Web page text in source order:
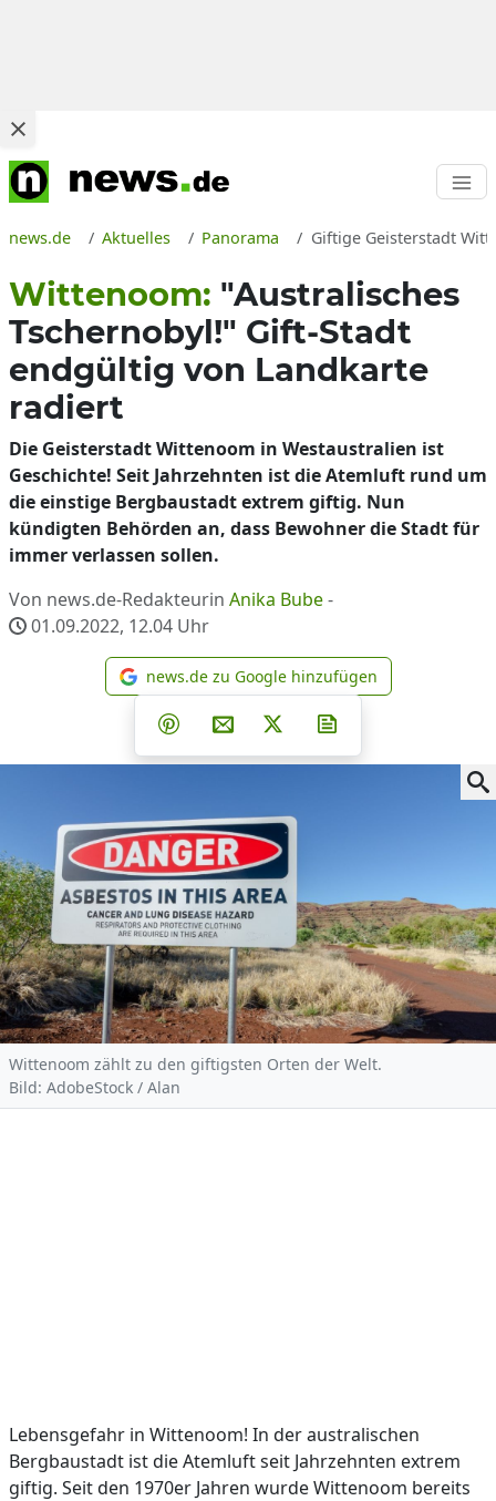
news.de Aktuelles Panorama Giftige Geisterstadt
Wittenoom: "Australisches
Tschernobyl!" Gift-Stadt
endgültig von Landkarte
radiert
Die Geisterstadt Wittenoom in Westaustralien ist
Geschichte! Seit Jahrzehnten ist die Atemluft rund um
die einstige Bergbaustadt extrem giftig. Nun
kündigten Behörden an, dass Bewohner die Stadt für
immer verlassen sollen.
Von news.de-Redakteurin Anika Bube-
01.09.2022, 12.04 Uhr
news.de zu Google
news.de zu Google hinzufügen
Teilen auf Facebook
Teilen auf Whatsapp
Teilen auf Telegram
Teilen auf Pinterest
Per E-Mail teilen
Post auf X
Wittenoom zählt zu den giftigsten Orten der Welt.
Bild: AdobeStock / Alan
Lebensgefahr in Wittenoom! In der australischen
Bergbaustadt ist die Atemluft seit Jahrzehnten extrem
giftig. Seit den 1970er Jahren wurde Wittenoom bereits